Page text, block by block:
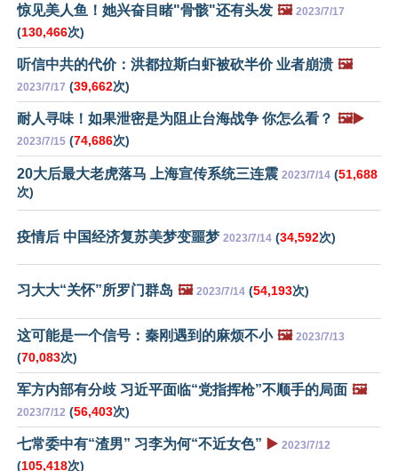
惊见美人鱼！她兴奋目睹"骨骸"还有头发 🖼️ 2023/7/17
(130,466次)
听信中共的代价：洪都拉斯白虾被砍半价 业者崩溃 🖼️
2023/7/17 (39,662次)
耐人寻味！如果泄密是为阻止台海战争 你怎么看？ 🖼️▶️
2023/7/15 (74,686次)
20大后最大老虎落马 上海宣传系统三连震 2023/7/14 (51,688
次)
疫情后 中国经济复苏美梦变噩梦 2023/7/14 (34,592次)
习大大“关怀”所罗门群岛 🖼️ 2023/7/14 (54,193次)
这可能是一个信号：秦刚遇到的麻烦不小 🖼️ 2023/7/13
(70,083次)
军方内部有分歧 习近平面临“党指挥枪”不顺手的局面 🖼️
2023/7/12 (56,403次)
七常委中有“渣男” 习李为何“不近女色” ▶️ 2023/7/12
(105,418次)